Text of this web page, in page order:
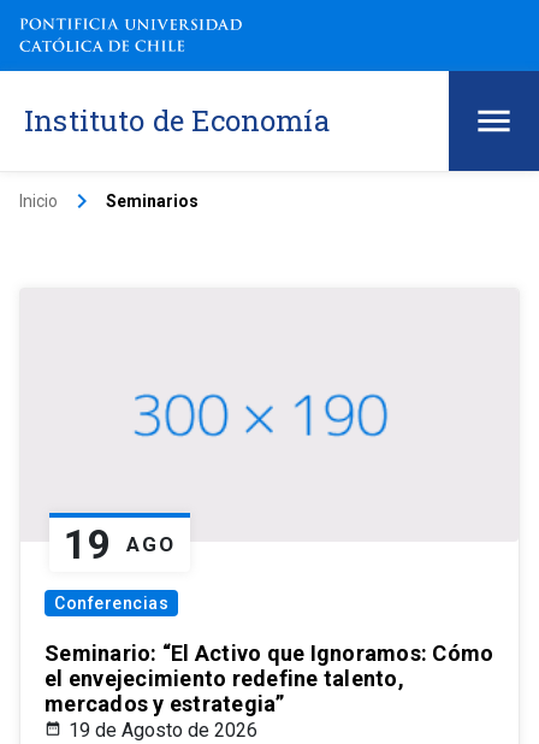
Instituto de Economía
Inicio keyboard_arrow_right Seminarios
19 AGO
Conferencias
Seminario: “El Activo que Ignoramos: Cómo
el envejecimiento redefine talento,
mercados y estrategia”
19 de Agosto de 2026